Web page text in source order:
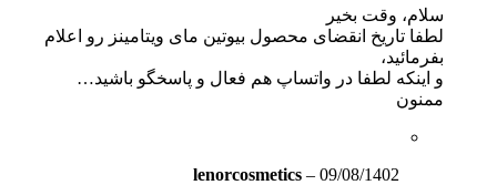
سلام، وقت بخیر
لطفا تاریخ انقضای محصول بیوتین مای ویتامینز رو اعلام
بفرمائید،
و اینکه لطفا در واتساپ هم فعال و پاسخگو باشید…
ممنون
lenorcosmetics – 09/08/1402